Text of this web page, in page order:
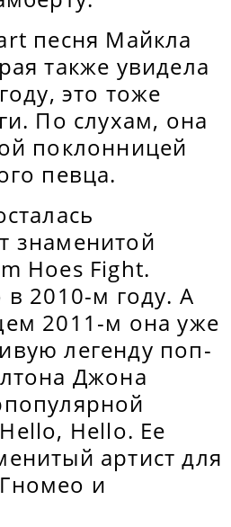
песня Майкла
также увидела
это тоже
По слухам, она
поклонницей
певца.
знаменитой
Hoes Fight.
в 2010-м году. А
2011-м она уже
легенду поп-
Джона
Hello. Ее
артист для
и